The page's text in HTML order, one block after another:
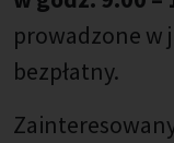
prowadzone w
bezpłatny.